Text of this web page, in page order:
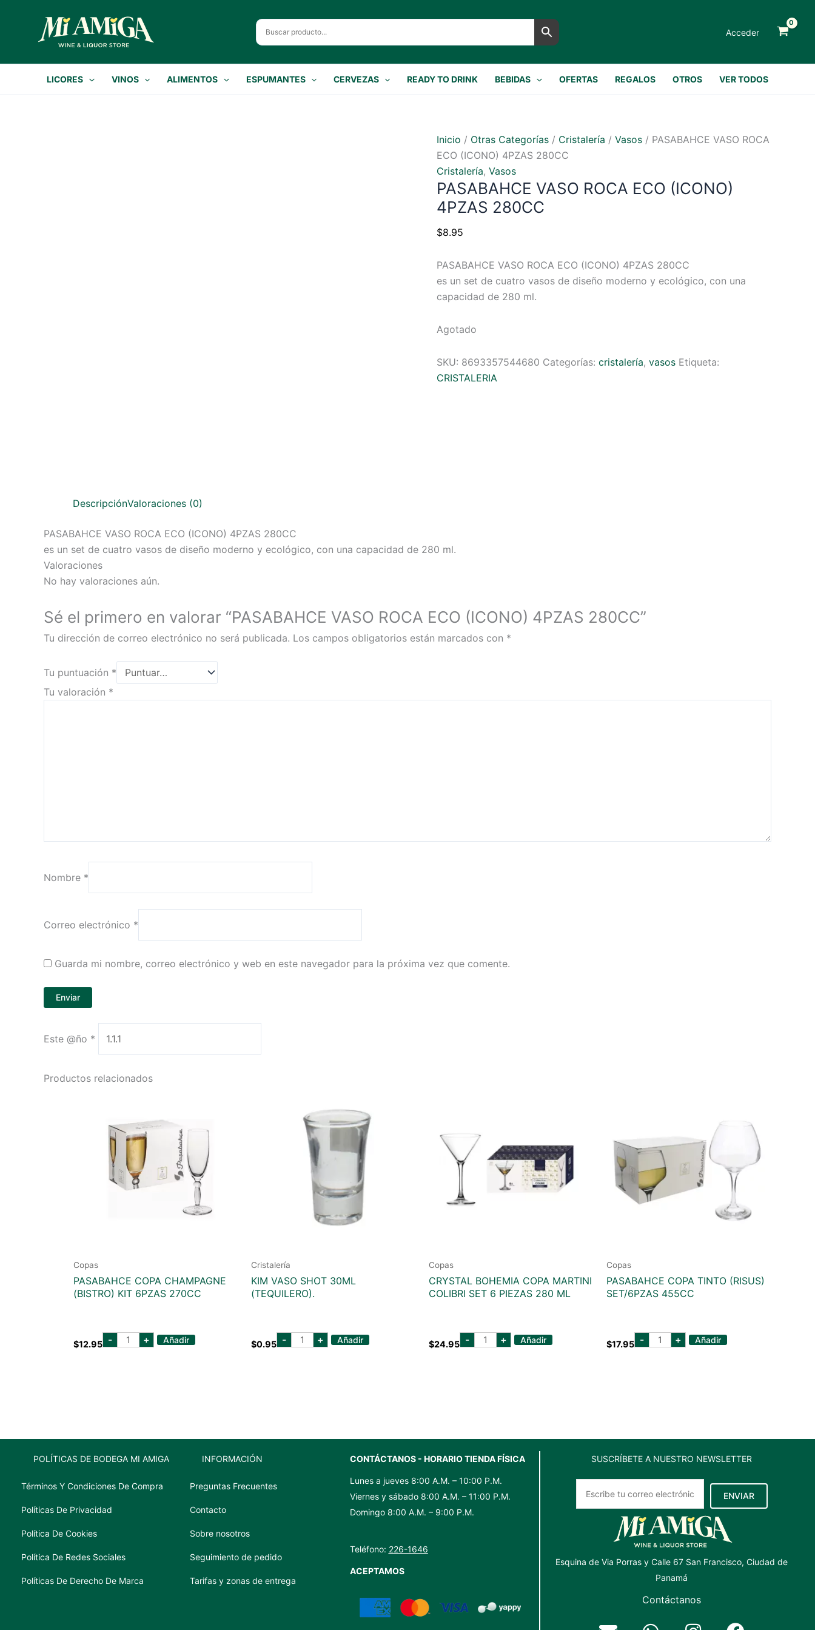
contenido
Acceder
LICORES VINOS ALIMENTOS ESPUMANTES CERVEZAS READY TO DRINK BEBIDAS OFERTAS REGALOS OTROS VER TODOS
Inicio / Otras Categorías / Cristalería / Vasos / PASABAHCE VASO ROCA
ECO (ICONO) 4PZAS 280CC
Cristalería, Vasos
PASABAHCE VASO ROCA ECO (ICONO)
4PZAS 280CC
$8.95
PASABAHCE VASO ROCA ECO (ICONO) 4PZAS 280CC
es un set de cuatro vasos de diseño moderno y ecológico, con una
capacidad de 280 ml.
Agotado
SKU: 8693357544680 Categorías: cristalería, vasos Etiqueta:
CRISTALERIA
DescripciónValoraciones (0)
PASABAHCE VASO ROCA ECO (ICONO) 4PZAS 280CC
es un set de cuatro vasos de diseño moderno y ecológico, con una capacidad de 280 ml.
Valoraciones
No hay valoraciones aún.
Sé el primero en valorar “PASABAHCE VASO ROCA ECO (ICONO) 4PZAS 280CC”
Tu dirección de correo electrónico no será publicada. Los campos obligatorios están marcados con *
Tu puntuación *
Tu valoración *
Nombre *
Correo electrónico *
Guarda mi nombre, correo electrónico y web en este navegador para la próxima vez que comente.
Este @ño *
Productos relacionados
Copas
PASABAHCE COPA CHAMPAGNE
(BISTRO) KIT 6PZAS 270CC
$12.95 - PASABAHCE
COPA
+ Añadir
Cristalería
KIM VASO SHOT 30ML
(TEQUILERO).
$0.95 - KIM
VASO
+ Añadir
Copas
CRYSTAL BOHEMIA COPA MARTINI
COLIBRI SET 6 PIEZAS 280 ML
$24.95 - CRYSTAL
BOHEMIA
+ Añadir
Copas
PASABAHCE COPA TINTO (RISUS)
SET/6PZAS 455CC
$17.95 - PASABAHCE
COPA
+ Añadir
POLÍTICAS DE BODEGA MI AMIGA
Términos Y Condiciones De Compra
Políticas De Privacidad
Política De Cookies
Política De Redes Sociales
Políticas De Derecho De Marca
INFORMACIÓN
Preguntas Frecuentes
Contacto
Sobre nosotros
Seguimiento de pedido
Tarifas y zonas de entrega
CONTÁCTANOS - HORARIO TIENDA FÍSICA
Lunes a jueves 8:00 A.M. – 10:00 P.M.
Viernes y sábado 8:00 A.M. – 11:00 P.M.
Domingo 8:00 A.M. – 9:00 P.M.
Teléfono: 226-1646
ACEPTAMOS
SUSCRÍBETE A NUESTRO NEWSLETTER
ENVIAR
Esquina de Via Porras y Calle 67 San Francisco, Ciudad de
Panamá
Contáctanos